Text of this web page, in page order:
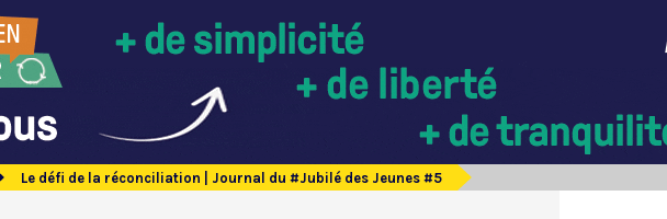
Le défi de la réconciliation | Journal du #Jubilé des Jeunes #5